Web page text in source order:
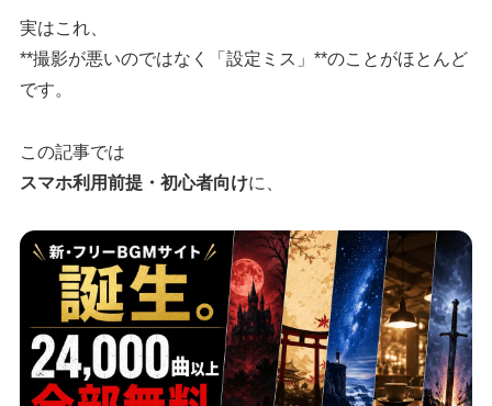
実はこれ、
**撮影が悪いのではなく「設定ミス」**のことがほとんど
です。
この記事では
スマホ利用前提・初心者向けに、